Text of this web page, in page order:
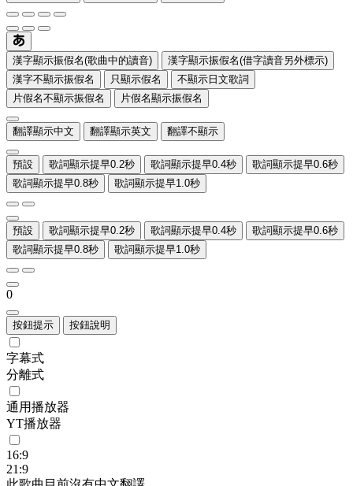
漢字顯示振假名(歌曲中的讀音)
漢字顯示振假名(借字讀音另外標示)
漢字不顯示振假名
只顯示假名
不顯示日文歌詞
片假名不顯示振假名
片假名顯示振假名
翻譯顯示中文 翻譯顯示英文 翻譯不顯示
預設 歌詞顯示提早0.2秒 歌詞顯示提早0.4秒
歌詞顯示提早0.6秒
歌詞顯示提早0.8秒
歌詞顯示提早1.0秒
預設 歌詞顯示提早0.2秒 歌詞顯示提早0.4秒
歌詞顯示提早0.6秒
歌詞顯示提早0.8秒
歌詞顯示提早1.0秒
0
按鈕提示 按鈕說明
字幕式
分離式
通用播放器
YT播放器
16:9
21:9